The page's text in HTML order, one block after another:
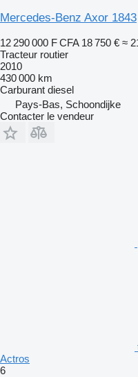
Mercedes-Benz Axor 1843
12 290 000 F CFA 18 750 € ≈
Tracteur routier
2010
430 000 km
Carburant diesel
Pays-Bas, Schoondijke
Contacter le vendeur
Actros
6